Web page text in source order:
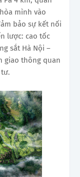
mình vào
bảo sự kết nối
lược: cao tốc
sắt Hà Nội –
giao thông quan